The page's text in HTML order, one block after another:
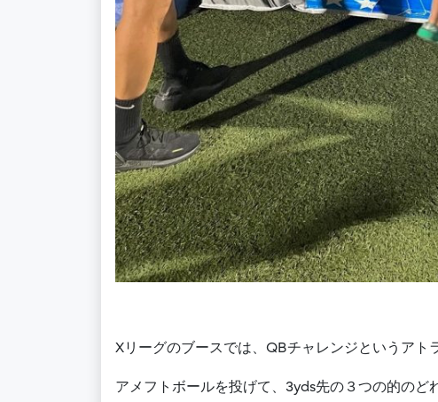
Xリーグのブースでは、QBチャレンジというアト
アメフトボールを投げて、 3yds先の ３つの的のど